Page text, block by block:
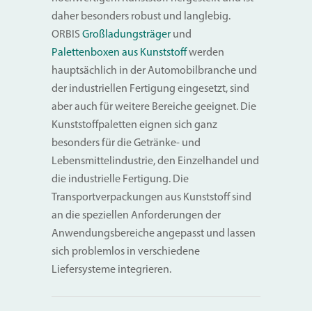
daher besonders robust und langlebig.
ORBIS Großladungsträger und
Palettenboxen aus Kunststoffwerden
hauptsächlich in der Automobilbranche und
der industriellen Fertigung eingesetzt, sind
aber auch für weitere Bereiche geeignet. Die
Kunststoffpaletten eignen sich ganz
besonders für die Getränke- und
Lebensmittelindustrie, den Einzelhandel und
die industrielle Fertigung. Die
Transportverpackungen aus Kunststoff sind
an die speziellen Anforderungen der
Anwendungsbereiche angepasst und lassen
sich problemlos in verschiedene
Liefersysteme integrieren.